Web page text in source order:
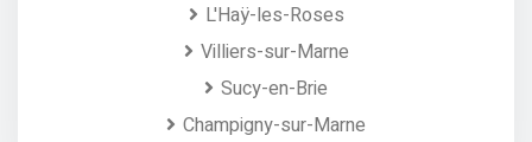
L'Haÿ-les-Roses
Villiers-sur-Marne
Sucy-en-Brie
Champigny-sur-Marne